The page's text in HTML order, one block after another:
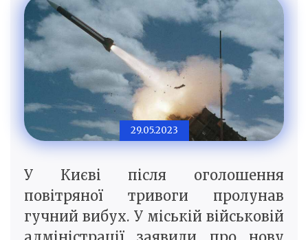
29.05.2023
У Києві після оголошення
повітряної тривоги пролунав
гучний вибух. У міській військовій